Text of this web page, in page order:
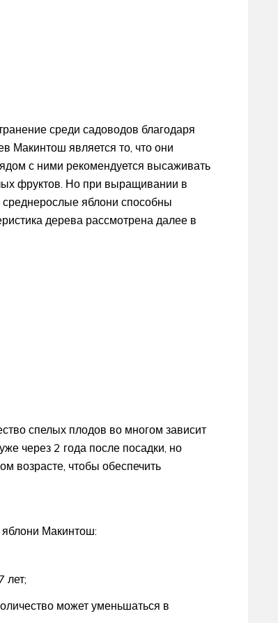
среди садоводов благодаря
Макинтош является то, что они
с ними рекомендуется высаживать
фруктов. Но при выращивании в
яблони способны
дерева рассмотрена далее в
спелых плодов во многом зависит
через 2 года после посадки, но
возрасте, чтобы обеспечить
Макинтош:
лет;
может уменьшаться в